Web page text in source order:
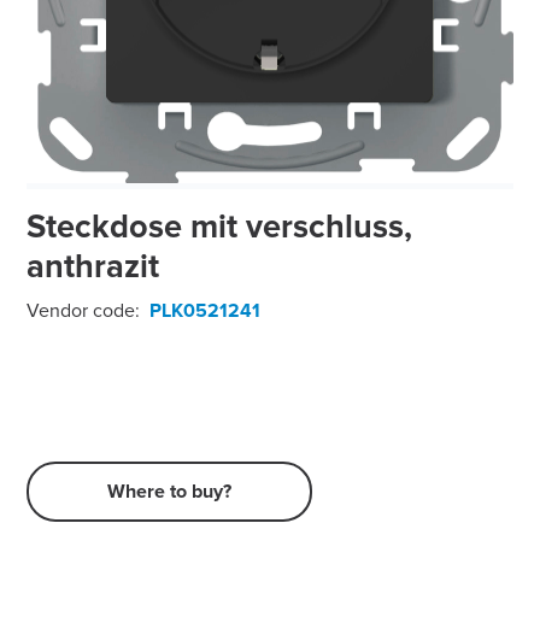
Steckdose mit verschluss,
anthrazit
Vendor code: PLK0521241
Where to buy?